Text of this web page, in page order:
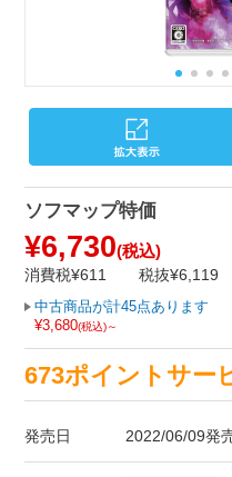
ソフマップ特価
¥6,730(税込)
消費税¥611 税抜¥6,119
中古商品が計45点あります
¥3,680(税込)～
673ポイントサー
発売日 2022/06/09発